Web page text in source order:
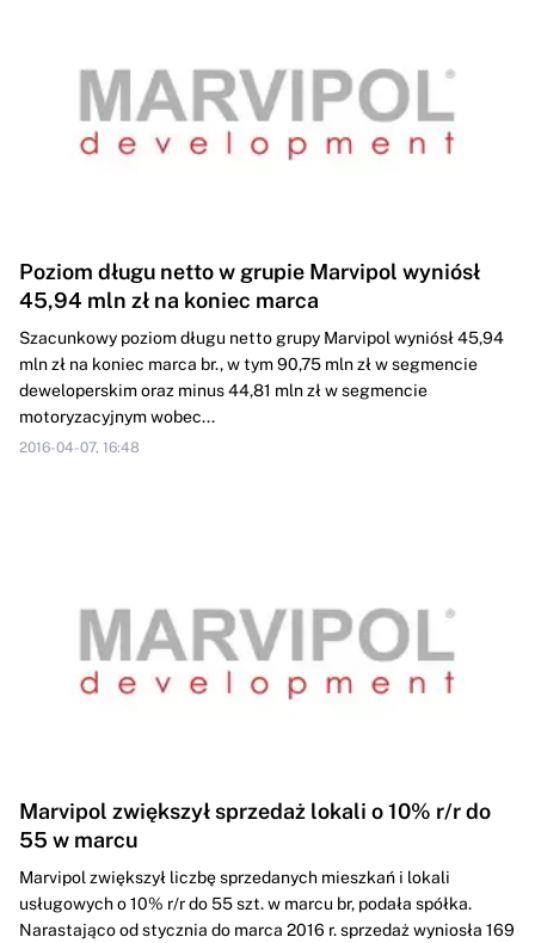
Poziom długu netto w grupie Marvipol wyniósł
45,94 mln zł na koniec marca
Szacunkowy poziom długu netto grupy Marvipol wyniósł 45,94
mln zł na koniec marca br., w tym 90,75 mln zł w segmencie
deweloperskim oraz minus 44,81 mln zł w segmencie
motoryzacyjnym wobec...
2016-04-07, 16:48
Marvipol zwiększył sprzedaż lokali o 10% r/r do
55 w marcu
Marvipol zwiększył liczbę sprzedanych mieszkań i lokali
usługowych o 10% r/r do 55 szt. w marcu br, podała spółka.
Narastająco od stycznia do marca 2016 r. sprzedaż wyniosła 169